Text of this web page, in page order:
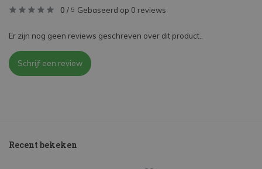
0 / 5 Gebaseerd op 0 reviews
Er zijn nog geen reviews geschreven over dit product..
Schrijf een review
Recent bekeken